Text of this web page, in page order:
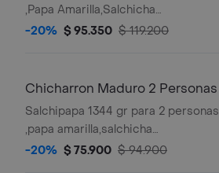
,Papa Amarilla,Salchicha
Premium,Queso
Pimienta,Costilla Ahumada SIN
Verde,Ajo,Bbq Honey
-20% $ 95.350 $ 119.200
Chicharron Maduro 2 Personas
Salchipapa 1344 gr para 2 personas
,papa amarilla,salchicha
premium,queso
-20% $ 75.900 $ 94.900